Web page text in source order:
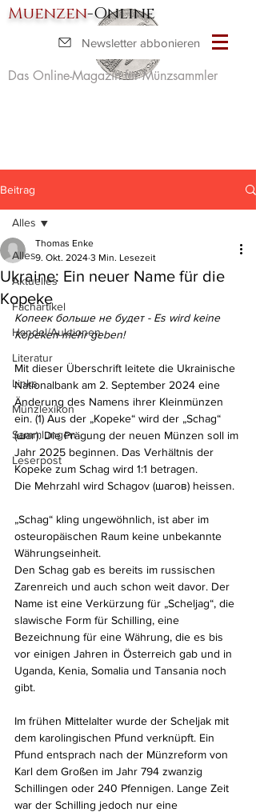
Muenzen-Online
Das Online-Magazin für Münzsammler
Newsletter abbonieren
Beitrag
Alles
Aktuelles
Fachartikel
Handel/Auktionen
Literatur
Links
Münzlexikon
Sammlungen
Leserpost
Alles
Ukraine: Ein neuer Name für die
Kopeke
Thomas Enke
9. Okt. 2024 3 Min. Lesezeit
Копеек больше не будет - Es wird keine
Kopeken mehr geben!
Mit dieser Überschrift leitete die Ukrainische
Nationalbank am 2. September 2024 eine
Änderung des Namens ihrer Kleinmünzen
ein. (1) Aus der „Kopeke“ wird der „Schag“
(шаг). Die Prägung der neuen Münzen soll im
Jahr 2025 beginnen. Das Verhältnis der
Kopeke zum Schag wird 1:1 betragen.
Die Mehrzahl wird Schagov (шагов) heissen.
„Schag“ kling ungewöhnlich, ist aber im
osteuropäischen Raum keine unbekannte
Währungseinheit.
Den Schag gab es bereits im russischen
Zarenreich und auch schon weit davor. Der
Name ist eine Verkürzung für „Scheljag“, die
slawische Form für Schilling, eine
Bezeichnung für eine Währung, die es bis
vor einigen Jahren in Österreich gab und in
Uganda, Kenia, Somalia und Tansania noch
gibt.
Im frühen Mittelalter wurde der Scheljak mit
dem karolingischen Pfund verknüpft. Ein
Pfund entsprach nach der Münzreform von
Karl dem Großen im Jahr 794 zwanzig
Schillingen oder 240 Pfennigen. Lange Zeit
war der Schilling jedoch nur eine